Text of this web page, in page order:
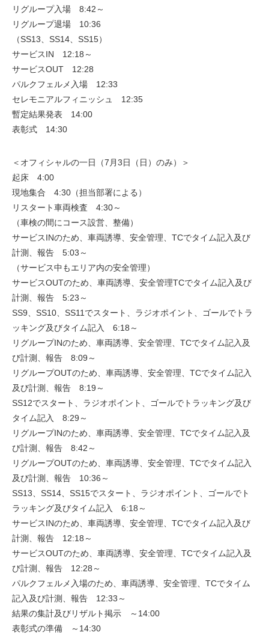
リグループ入場 8:42～
リグループ退場 10:36
（SS13、SS14、SS15）
サービスIN 12:18～
サービスOUT 12:28
パルクフェルメ入場 12:33
セレモニアルフィニッシュ 12:35
暫定結果発表 14:00
表彰式 14:30
＜オフィシャルの一日（7月3日（日）のみ）＞
起床 4:00
現地集合 4:30（担当部署による）
リスタート車両検査 4:30～
（車検の間にコース設営、整備）
サービスINのため、車両誘導、安全管理、TCでタイム記入及び
計測、報告 5:03～
（サービス中もエリア内の安全管理）
サービスOUTのため、車両誘導、安全管理TCでタイム記入及び
計測、報告 5:23～
SS9、SS10、SS11でスタート、ラジオポイント、ゴールでトラ
ッキング及びタイム記入 6:18～
リグループINのため、車両誘導、安全管理、TCでタイム記入及
び計測、報告 8:09～
リグループOUTのため、車両誘導、安全管理、TCでタイム記入
及び計測、報告 8:19～
SS12でスタート、ラジオポイント、ゴールでトラッキング及び
タイム記入 8:29～
リグループINのため、車両誘導、安全管理、TCでタイム記入及
び計測、報告 8:42～
リグループOUTのため、車両誘導、安全管理、TCでタイム記入
及び計測、報告 10:36～
SS13、SS14、SS15でスタート、ラジオポイント、ゴールでト
ラッキング及びタイム記入 6:18～
サービスINのため、車両誘導、安全管理、TCでタイム記入及び
計測、報告 12:18～
サービスOUTのため、車両誘導、安全管理、TCでタイム記入及
び計測、報告 12:28～
パルクフェルメ入場のため、車両誘導、安全管理、TCでタイム
記入及び計測、報告 12:33～
結果の集計及びリザルト掲示 ～14:00
表彰式の準備 ～14:30